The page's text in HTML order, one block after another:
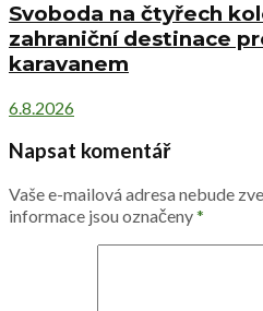
Svoboda na čtyřech
zahraniční destinace
karavanem
6.8.2026
Napsat komentář
Vaše e-mailová adresa nebude
informace jsou označeny*